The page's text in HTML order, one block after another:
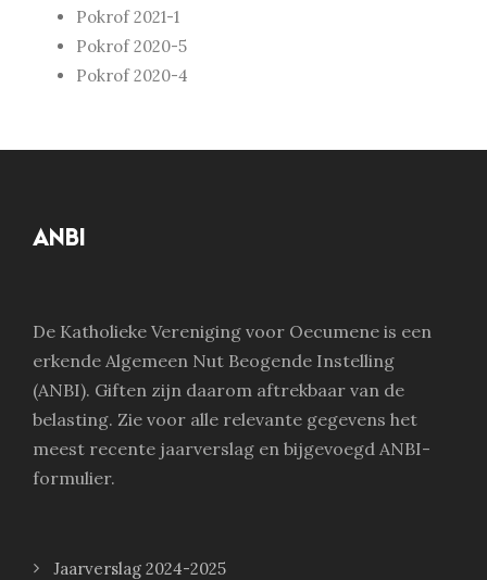
Pokrof 2021-1
Pokrof 2020-5
Pokrof 2020-4
ANBI
De Katholieke Vereniging voor Oecumene is een
erkende Algemeen Nut Beogende Instelling
(ANBI). Giften zijn daarom aftrekbaar van de
belasting. Zie voor alle relevante gegevens het
meest recente jaarverslag en bijgevoegd ANBI-
formulier.
Jaarverslag 2024-2025